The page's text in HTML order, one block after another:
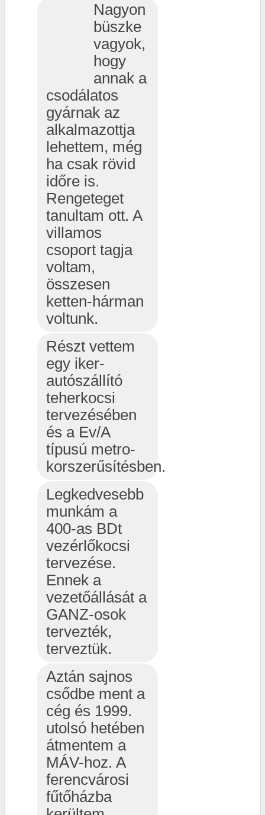
Nagyon
büszke
vagyok,
hogy
annak a
csodálatos
gyárnak az
alkalmazottja
lehettem, még
ha csak rövid
időre is.
Rengeteget
tanultam ott. A
villamos
csoport tagja
voltam,
összesen
ketten-hárman
voltunk.
Részt vettem
egy iker-
autószállító
teherkocsi
tervezésében
és a Ev/A
típusú metro-
korszerűsítésben.
Legkedvesebb
munkám a
400-as BDt
vezérlőkocsi
tervezése.
Ennek a
vezetőállását a
GANZ-osok
tervezték,
terveztük.
Aztán sajnos
csődbe ment a
cég és 1999.
utolsó hetében
átmentem a
MÁV-hoz. A
ferencvárosi
fűtőházba